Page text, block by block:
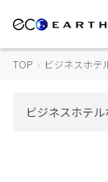
TOP › ビジネスホテ